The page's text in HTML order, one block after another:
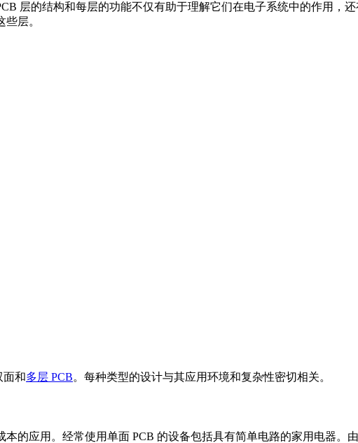
层的结构和每层的功能不仅有助于理解它们在电子系统中的作用，
层。
面和多层 PCB。每种类型的设计与其应用环境和复杂性密切相关。
的应用。经常使用单面 PCB 的设备包括具有简单电路的家用电器。